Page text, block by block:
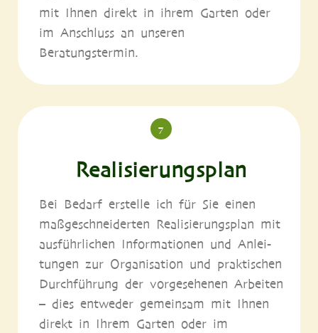
mit Ihnen direkt in ihrem Gar­ten oder
im Anschluss an unse­ren
Beratungstermin.
7
Realisierungsplan
Bei Bedarf erstel­le ich für Sie einen
maß­ge­schnei­der­ten Rea­li­sie­rungs­plan mit
aus­führ­li­chen Infor­ma­tio­nen und Anlei­
tun­gen zur Orga­ni­sa­ti­on und prak­ti­schen
Durch­füh­rung der vor­ge­se­he­nen Arbei­ten
– dies ent­we­der gemein­sam mit Ihnen
direkt in Ihrem Gar­ten oder im